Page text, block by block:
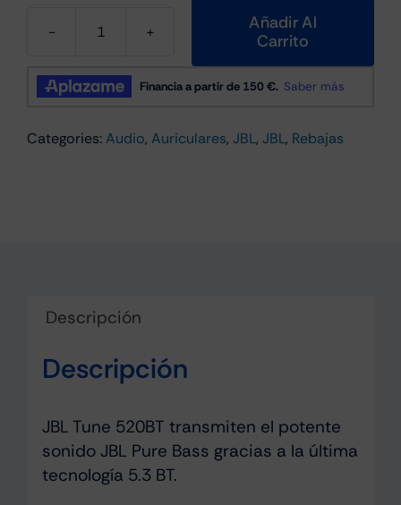
JBL
Azul
Añadir Al
Carrito
Categories:Audio, Auriculares, JBL, JBL, Rebajas
Descripción
Descripción
JBL Tune 520BT transmiten el potente
sonido JBL Pure Bass gracias a la última
tecnología 5.3 BT.